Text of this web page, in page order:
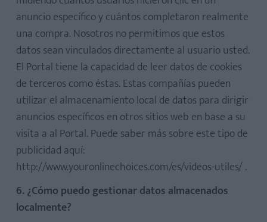
anuncio específico y cuántos completaron realmente
una compra. Nosotros no permitimos que estos
datos sean vinculados directamente al usuario usted.
El Portal tiene la capacidad de leer datos de cookies
de terceros como éstas. Estas compañías pueden
utilizar el almacenamiento local de datos para dirigir
anuncios específicos en otros sitios web en base a su
visita a al Portal. Puede saber más sobre este tipo de
publicidad aquí:
http://www.youronlinechoices.com/es/videos-utiles/ .
6. ¿Cómo puedo gestionar datos almacenados
localmente?